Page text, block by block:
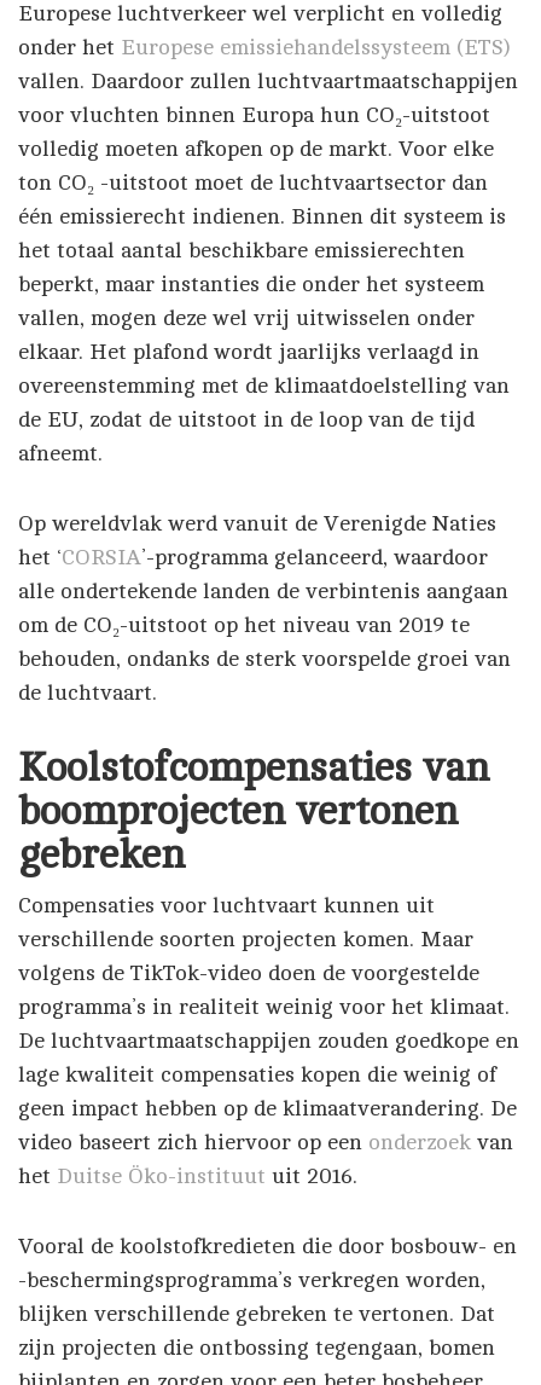
Europese luchtverkeer wel verplicht en volledig
onder het Europese emissiehandelssysteem (ETS)
vallen. Daardoor zullen luchtvaartmaatschappijen
voor vluchten binnen Europa hun CO₂-uitstoot
volledig moeten afkopen op de markt. Voor elke
ton CO₂ -uitstoot moet de luchtvaartsector dan
één emissierecht indienen. Binnen dit systeem is
het totaal aantal beschikbare emissierechten
beperkt, maar instanties die onder het systeem
vallen, mogen deze wel vrij uitwisselen onder
elkaar. Het plafond wordt jaarlijks verlaagd in
overeenstemming met de klimaatdoelstelling van
de EU, zodat de uitstoot in de loop van de tijd
afneemt.
Op wereldvlak werd vanuit de Verenigde Naties
het ‘CORSIA’-programma gelanceerd, waardoor
alle ondertekende landen de verbintenis aangaan
om de CO₂-uitstoot op het niveau van 2019 te
behouden, ondanks de sterk voorspelde groei van
de luchtvaart.
Koolstofcompensaties van
boomprojecten vertonen
gebreken
Compensaties voor luchtvaart kunnen uit
verschillende soorten projecten komen. Maar
volgens de TikTok-video doen de voorgestelde
programma’s in realiteit weinig voor het klimaat.
De luchtvaartmaatschappijen zouden goedkope en
lage kwaliteit compensaties kopen die weinig of
geen impact hebben op de klimaatverandering. De
video baseert zich hiervoor op een onderzoek van
het Duitse Öko-instituut uit 2016.
Vooral de koolstofkredieten die door bosbouw- en
-beschermingsprogramma’s verkregen worden,
blijken verschillende gebreken te vertonen. Dat
zijn projecten die ontbossing tegengaan, bomen